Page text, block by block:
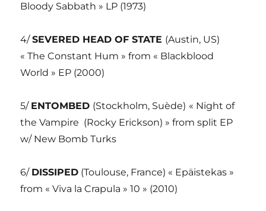
Bloody Sabbath » LP (1973)
4/SEVERED HEAD OF STATE (Austin, US)
« The Constant Hum » from « Blackblood
World » EP (2000)
5/ ENTOMBED (Stockholm, Suède) « Night of
the Vampire (Rocky Erickson) » from split EP
w/ New Bomb Turks
6/ DISSIPED (Toulouse, France) « Epäistekas »
from « Viva la Crapula » 10 » (2010)